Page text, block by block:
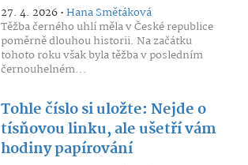
27. 4. 2026 •Hana Smětáková
Těžba černého uhlí měla v České republice
poměrně dlouhou historii. Na začátku
tohoto roku však byla těžba v posledním
černouhelném...
Tohle číslo si uložte: Nejde o
tísňovou linku, ale ušetří vám
hodiny papírování